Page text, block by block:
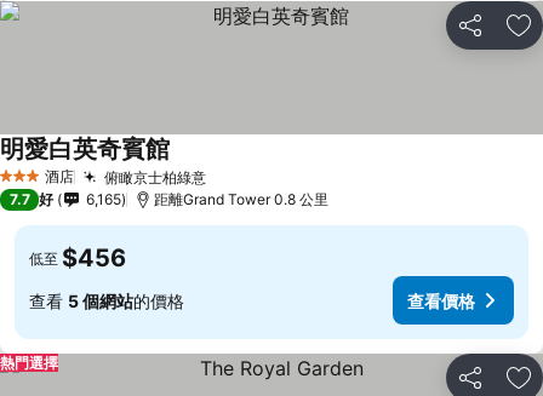
分享 放
3 星級 酒店 俯瞰京士柏綠意
明愛白英奇賓館
7.7 好 6,165 距離Grand Tower 0.8 公里
低至 $456
查看 5 個網站的價格 查看價格
分享 放
熱門選擇